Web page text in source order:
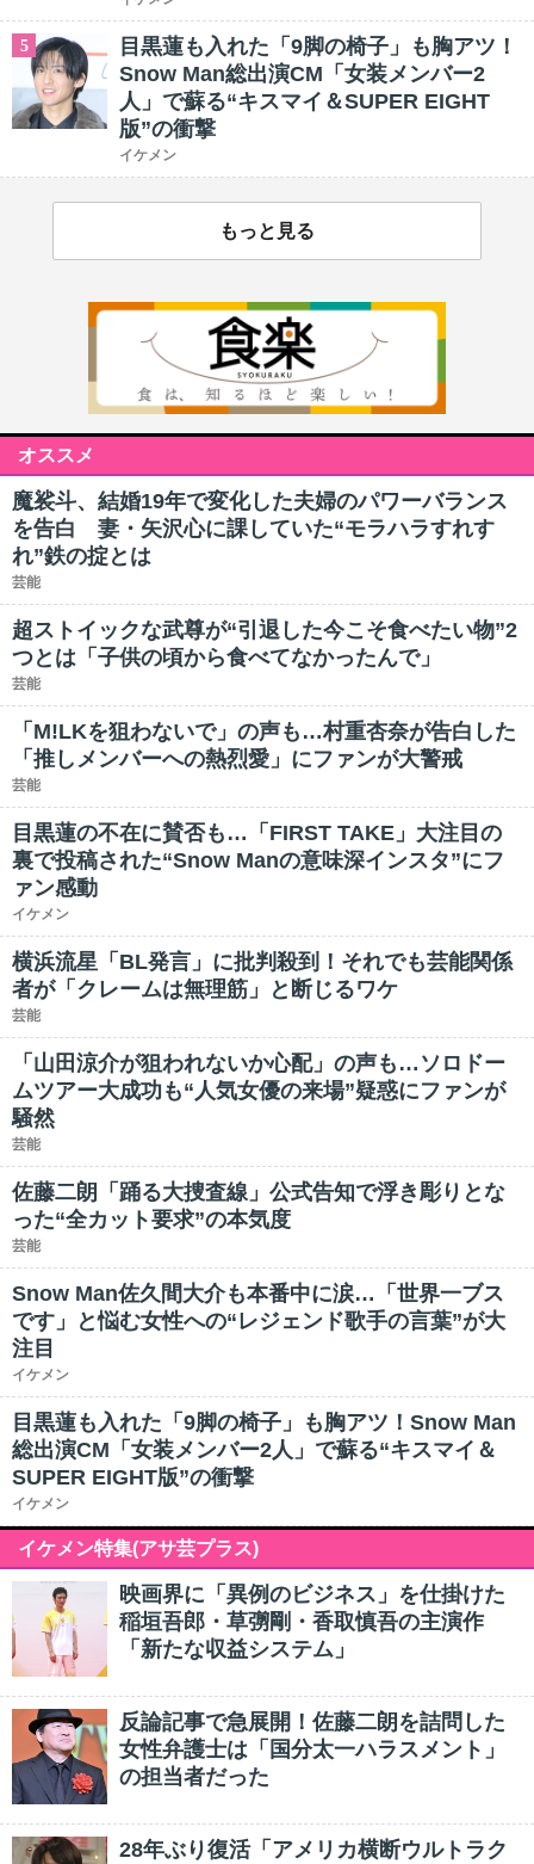
5
目黒蓮も入れた「9脚の椅子」も胸アツ！
Snow Man総出演CM「女装メンバー2
人」で蘇る“キスマイ＆SUPER EIGHT
版”の衝撃
イケメン
もっと見る
オススメ
魔裟斗、結婚19年で変化した夫婦のパワーバランス
を告白 妻・矢沢心に課していた“モラハラすれす
れ”鉄の掟とは
芸能
超ストイックな武尊が“引退した今こそ食べたい物”2
つとは「子供の頃から食べてなかったんで」
芸能
「M!LKを狙わないで」の声も…村重杏奈が告白した
「推しメンバーへの熱烈愛」にファンが大警戒
芸能
目黒蓮の不在に賛否も…「FIRST TAKE」大注目の
裏で投稿された“Snow Manの意味深インスタ”にフ
ァン感動
イケメン
横浜流星「BL発言」に批判殺到！それでも芸能関係
者が「クレームは無理筋」と断じるワケ
芸能
「山田涼介が狙われないか心配」の声も…ソロドー
ムツアー大成功も“人気女優の来場”疑惑にファンが
騒然
芸能
佐藤二朗「踊る大捜査線」公式告知で浮き彫りとな
った“全カット要求”の本気度
芸能
Snow Man佐久間大介も本番中に涙…「世界一ブス
です」と悩む女性への“レジェンド歌手の言葉”が大
注目
イケメン
目黒蓮も入れた「9脚の椅子」も胸アツ！Snow Man
総出演CM「女装メンバー2人」で蘇る“キスマイ＆
SUPER EIGHT版”の衝撃
イケメン
イケメン特集(アサ芸プラス)
映画界に「異例のビジネス」を仕掛けた
稲垣吾郎・草彅剛・香取慎吾の主演作
「新たな収益システム」
反論記事で急展開！佐藤二朗を詰問した
女性弁護士は「国分太一ハラスメント」
の担当者だった
28年ぶり復活「アメリカ横断ウルトラク